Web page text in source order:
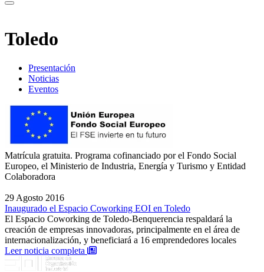
Toledo
Presentación
Noticias
Eventos
Matrícula gratuita. Programa cofinanciado por el Fondo Social
Europeo, el Ministerio de Industria, Energía y Turismo y Entidad
Colaboradora
29 Agosto 2016
Inaugurado el Espacio Coworking EOI en Toledo
El Espacio Coworking de Toledo-Benquerencia respaldará la
creación de empresas innovadoras, principalmente en el área de
internacionalización, y beneficiará a 16 emprendedores locales
Leer noticia completa : Inaugurado el Espacio Coworking EOI en